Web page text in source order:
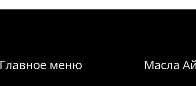
Главное меню Масла